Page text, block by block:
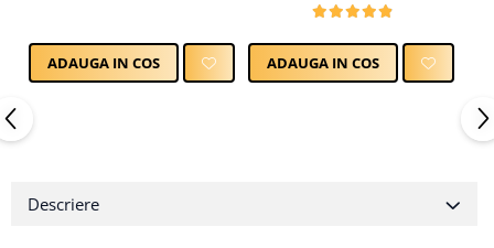
ADAUGA IN COS ADAUGA IN COS
Descriere